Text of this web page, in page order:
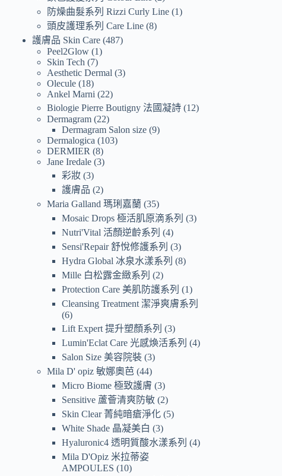
防燥曲髮系列 Rizzi Curly Line 1
頭皮護理系列 Care Line 8
護膚品 Skin Care 487
Peel2Glow 1
Skin Tech
7
Aesthetic Dermal 3
Olecule 18
Ankel Marni
22
Biologie Pierre Boutigny 法國凝詩 12
Dermagram 22
Dermagram Salon size 9
Dermalogica
103
DERMIER
8
Jane Iredale 3
彩妝 3
護膚品
2
Maria Galland 瑪琍嘉蘭 35
Mosaic Drops 極活肌原滴系列
3
Nutri'Vital 活顏逆齡系列
4
Sensi'Repair 舒悅修護系列
3
Hydra Global 冰泉水漾系列
8
Mille 白松露金緻系列
2
Protection Care 美肌防護系列
1
Cleansing Treatment 潔淨爽膚系列
6
Lift Expert 提升塑顏系列
3
Lumin'Eclat Care 光感煥活系列
4
Salon Size 美容院裝 3
Mila D' opiz 敏娜奧芭 44
Micro Biome 極致護膚 3
Sensitive 蘆薈清爽防敏 2
Skin Clear 菁純暗瘡淨化 5
White Shade 晶凝美白
3
Hyaluronic4 透明質酸水漾系列
4
Mila D'Opiz 米拉蒂姿
AMPOULES
10